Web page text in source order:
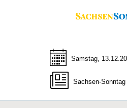
Samstag,
Sachsen-Sonntag